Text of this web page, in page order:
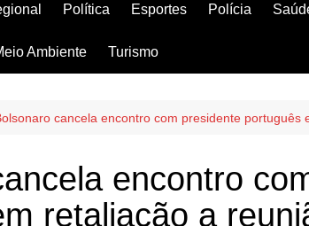
Política Esportes Polícia
Ambiente Turismo
cancela encontro com presidente
encontro
retaliação a